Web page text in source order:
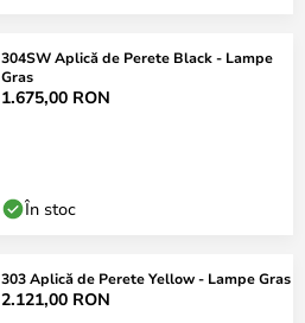
304SW Aplică de Perete Black - Lampe
Gras
1.675,00 RON
În stoc
303 Aplică de Perete Yellow - Lampe Gras
2.121,00 RON